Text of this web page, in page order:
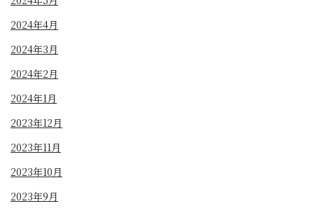
2024年4月
2024年3月
2024年2月
2024年1月
2023年12月
2023年11月
2023年10月
2023年9月